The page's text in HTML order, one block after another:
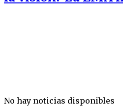
No hay noticias disponibles